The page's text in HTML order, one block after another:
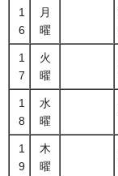
1
6
月
曜
1
7
火
曜
1
8
水
曜
1
9
木
曜